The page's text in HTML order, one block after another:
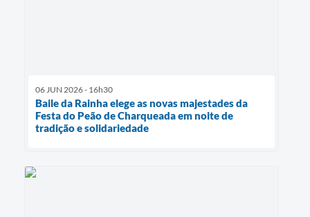
06 JUN 2026 - 16h30
Baile da Rainha elege as novas majestades da
Festa do Peão de Charqueada em noite de
tradição e solidariedade